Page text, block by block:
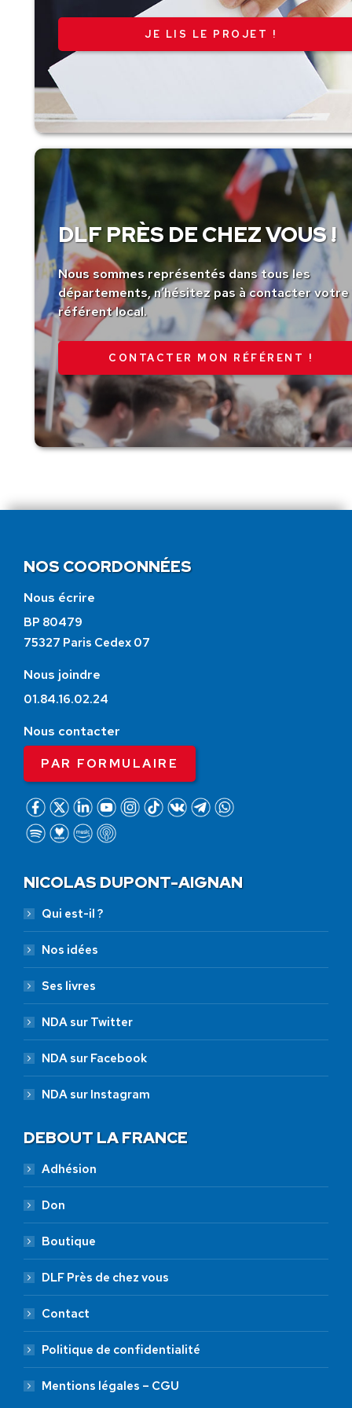
JE LIS LE PROJET !
DLF PRÈS DE CHEZ VOUS !
Nous sommes représentés dans tous les
départements, n’hésitez pas à contacter votre
référent local.
CONTACTER MON RÉFÉRENT !
NOS COORDONNÉES
Nous écrire
BP 80479
75327 Paris Cedex 07
Nous joindre
01.84.16.02.24
Nous contacter
PAR FORMULAIRE
NICOLAS DUPONT-AIGNAN
Qui est-il ?
Nos idées
Ses livres
NDA sur Twitter
NDA sur Facebook
NDA sur Instagram
DEBOUT LA FRANCE
Adhésion
Don
Boutique
DLF Près de chez vous
Contact
Politique de confidentialité
Mentions légales – CGU